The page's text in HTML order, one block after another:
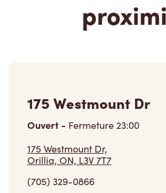
175 Westmount Dr
Ouvert - Fermeture23:00
175 Westmount Dr,
Orillia, ON, L3V 7T7
(705) 329-0866